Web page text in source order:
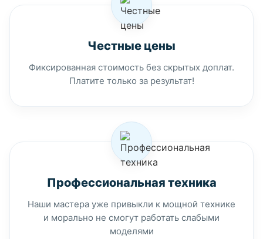
Честные цены
Фиксированная стоимость без скрытых доплат.
Платите только за результат!
Профессиональная техника
Наши мастера уже привыкли к мощной технике
и морально не смогут работать слабыми
моделями